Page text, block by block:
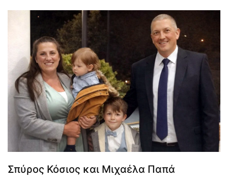
Σπύρος Κόσιος και Μιχαέλα Παπά